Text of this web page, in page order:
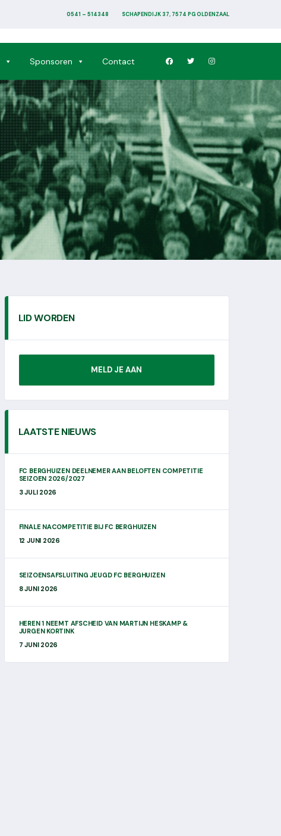
0541 – 514348 SCHAPENDIJK 37, 7574 PG OLDENZAAL
Sponsoren Contact
LID WORDEN
MELD JE AAN
LAATSTE NIEUWS
FC BERGHUIZEN DEELNEMER AAN BELOFTEN COMPETITIE
SEIZOEN 2026/2027
3 JULI 2026
FINALE NACOMPETITIE BIJ FC BERGHUIZEN
12 JUNI 2026
SEIZOENSAFSLUITING JEUGD FC BERGHUIZEN
8 JUNI 2026
HEREN 1 NEEMT AFSCHEID VAN MARTIJN HESKAMP &
JURGEN KORTINK
7 JUNI 2026